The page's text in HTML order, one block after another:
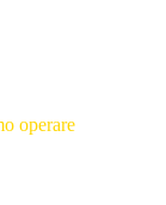
operare